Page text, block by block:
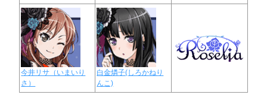
今井リサ（いまいり
さ）
白金燐子(しろかねり
んこ)